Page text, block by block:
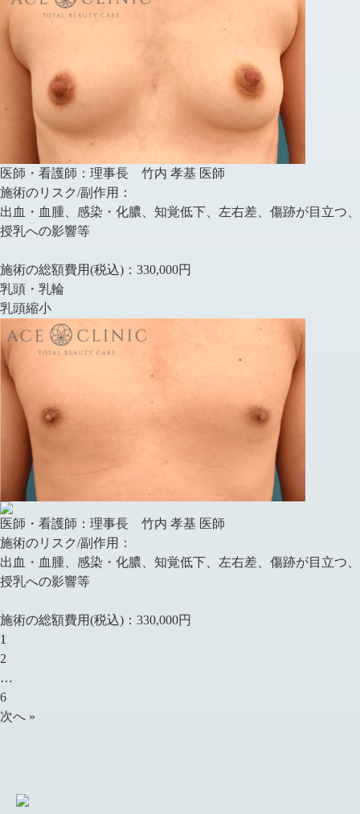
医師・看護師： 理事長 竹内 孝基 医師
施術のリスク/副作用：
出血・血腫、感染・化膿、知覚低下、左右差、傷跡が目立つ、
授乳への影響等
施術の総額費用(税込)： 330,000円
乳頭・乳輪
乳頭縮小
医師・看護師： 理事長 竹内 孝基 医師
施術のリスク/副作用：
出血・血腫、感染・化膿、知覚低下、左右差、傷跡が目立つ、
授乳への影響等
施術の総額費用(税込)： 330,000円
1
2
…
6
次へ »